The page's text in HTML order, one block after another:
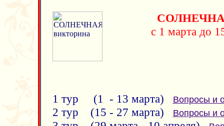
с 1 марта до
1 тур (1 - 13 марта) Вопросы и
2 тур (15 - 27 марта) Вопросы и